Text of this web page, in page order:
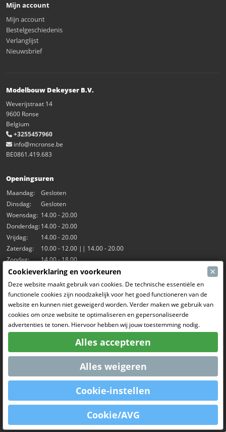
Mijn account
Mijn account
Bestelgeschiedenis
Verlanglijst
Nieuwsbrief
Modelbouw Dekeyser B.V.
Weverijstraat 14
9600 Ronse
Belgium
+3255457960
info@mcronse.be
BE0861.419.683
Openingsuren
Maandag:
Gesloten
Dinsdag:
Gesloten
Woensdag: 14.00 - 20.00
Donderdag:14.00 - 20.00
Vrijdag:
14.00 - 20.00
Zaterdag:
10.00 - 12.00 || 14.00 - 20.00
Zondag:
14.00 - 18.00
Onze activiteiten
Indoorhal Hangar7
RC Driften
RC Bangers
Fun and Friends
Sociale Media
Powered By
Cookieverklaring en voorkeuren ×
Deze website maakt gebruik van cookies. De technische essentiële en
functionele cookies zijn noodzakelijk voor het goed functioneren van de
website en kunnen niet geweigerd worden. Verder maken we gebruik van
cookies om onze website te optimaliseren en gepersonaliseerde
advertenties te tonen. Hiervoor hebben wij jouw toestemming nodig.
Alles accepteren
Alles weigeren
Cookie-instellen
Cookie/AVG